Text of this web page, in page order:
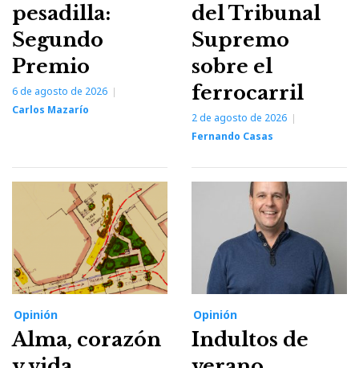
pesadilla:
Segundo
Premio
6 de agosto de 2026
Carlos Mazarío
del Tribunal
Supremo
sobre el
ferrocarril
2 de agosto de 2026
Fernando Casas
Opinión
Alma, corazón
Opinión
Indultos de